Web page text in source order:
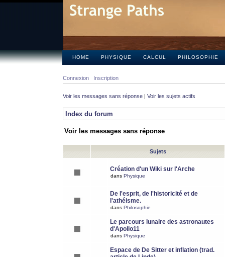
HOME PHYSIQUE CALCUL PHILOSOPHIE
Connexion Inscription
Voir les messages sans réponse | Voir les sujets actifs
Index du forum
Voir les messages sans réponse
Sujets
Création d'un Wiki sur l'Arche
dans Physique
De l'esprit, de l'historicité et de
l'athéisme.
dans Philosophie
Le parcours lunaire des astronautes
d'Apollo11
dans Physique
Espace de De Sitter et inflation (trad.